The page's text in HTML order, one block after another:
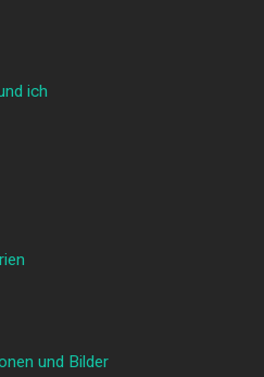
ich
und Bilder